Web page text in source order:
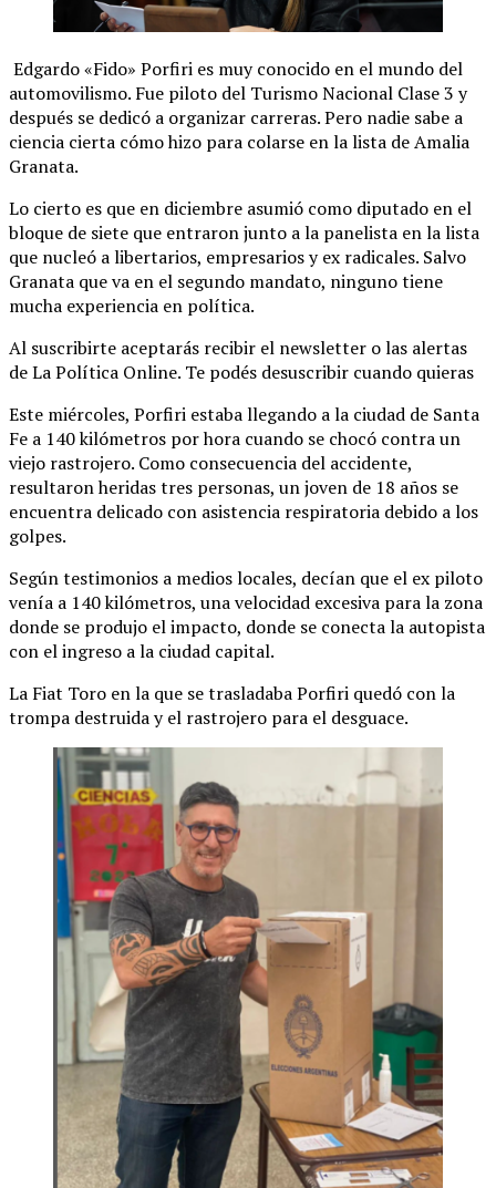
Edgardo «Fido» Porfiri es muy conocido en el mundo del
automovilismo. Fue piloto del Turismo Nacional Clase 3 y
después se dedicó a organizar carreras. Pero nadie sabe a
ciencia cierta cómo hizo para colarse en la lista de Amalia
Granata.
Lo cierto es que en diciembre asumió como diputado en el
bloque de siete que entraron junto a la panelista en la lista
que nucleó a libertarios, empresarios y ex radicales. Salvo
Granata que va en el segundo mandato, ninguno tiene
mucha experiencia en política.
Al suscribirte aceptarás recibir el newsletter o las alertas
de La Política Online. Te podés desuscribir cuando quieras
Este miércoles, Porfiri estaba llegando a la ciudad de Santa
Fe a 140 kilómetros por hora cuando se chocó contra un
viejo rastrojero. Como consecuencia del accidente,
resultaron heridas tres personas, un joven de 18 años se
encuentra delicado con asistencia respiratoria debido a los
golpes.
Según testimonios a medios locales, decían que el ex piloto
venía a 140 kilómetros, una velocidad excesiva para la zona
donde se produjo el impacto, donde se conecta la autopista
con el ingreso a la ciudad capital.
La Fiat Toro en la que se trasladaba Porfiri quedó con la
trompa destruida y el rastrojero para el desguace.